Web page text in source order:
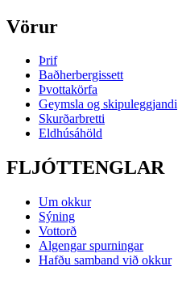
Vörur
Þrif
Baðherbergissett
Þvottakörfa
Geymsla og skipuleggjandi
Skurðarbretti
Eldhúsáhöld
FLJÓTTENGLAR
Um okkur
Sýning
Vottorð
Algengar spurningar
Hafðu samband við okkur